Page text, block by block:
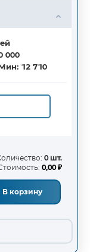
000
Мин: 12 710
0 шт.
0,00 ₽
В корзину